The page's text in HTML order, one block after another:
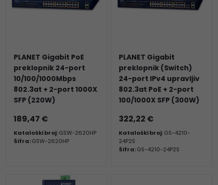
PLANET Gigabit PoE
preklopnik 24-port
10/100/1000Mbps
802.3at + 2-port 1000X
SFP (220W)
189,47 €
Kataloški broj:GSW-2620HP
Šifra:GSW-2620HP
PLANET Gigabit
preklopnik (Switch)
24-port IPv4 upravljiv
802.3at PoE + 2-port
100/1000X SFP (300W)
322,22 €
Kataloški broj:GS-4210-
24P2S
Šifra:GS-4210-24P2S